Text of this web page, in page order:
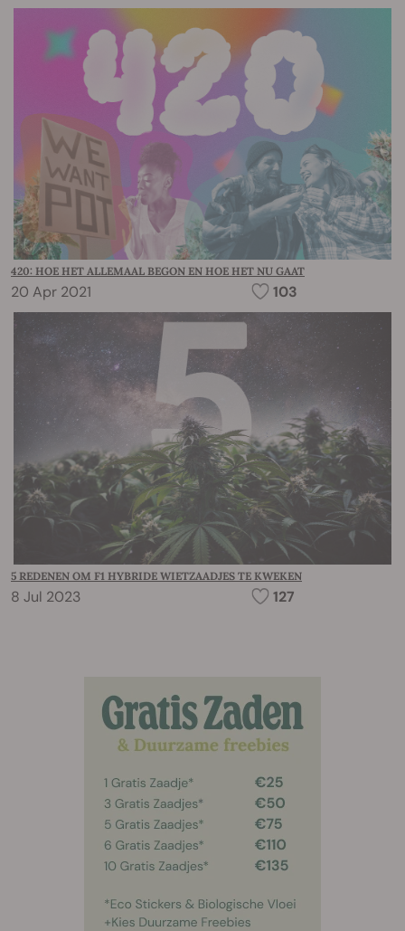
420: HOE HET ALLEMAAL BEGON EN HOE HET NU GAAT
20 Apr 2021 103
5 REDENEN OM F1 HYBRIDE WIETZAADJES TE KWEKEN
8 Jul 2023 127